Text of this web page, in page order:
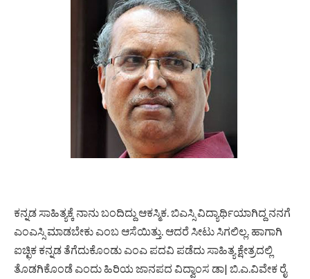
ಕನ್ನಡ ಸಾಹಿತ್ಯಕ್ಕೆ ನಾನು ಬಂದಿದ್ದು ಆಕಸ್ಮಿಕ. ಬಿಎಸ್ಸಿ ವಿದ್ಯಾರ್ಥಿಯಾಗಿದ್ದ ನನಗೆ
ಎಂಎಸ್ಸಿ ಮಾಡಬೇಕು ಎಂಬ ಆಸೆಯಿತ್ತು. ಆದರೆ ಸೀಟು ಸಿಗಲಿಲ್ಲ. ಹಾಗಾಗಿ
ಐಚ್ಛಿಕ ಕನ್ನಡ ತೆಗೆದುಕೊಂಡು ಎಂಎ ಪದವಿ ಪಡೆದು ಸಾಹಿತ್ಯ ಕ್ಷೇತ್ರದಲ್ಲಿ
ತೊಡಗಿಕೊಂಡೆ ಎಂದು ಹಿರಿಯ ಜಾನಪದ ವಿದ್ವಾಂಸ ಡಾ| ಬಿ.ಎ.ವಿವೇಕ ರೈ